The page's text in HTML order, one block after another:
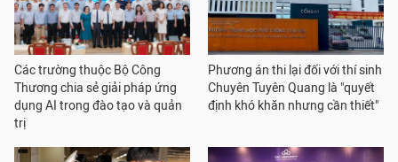
Các trường thuộc Bộ Công
Thương chia sẻ giải pháp ứng
dụng AI trong đào tạo và quản
trị
Phương án thi lại đối với thí sinh
Chuyên Tuyên Quang là "quyết
định khó khăn nhưng cần thiết"